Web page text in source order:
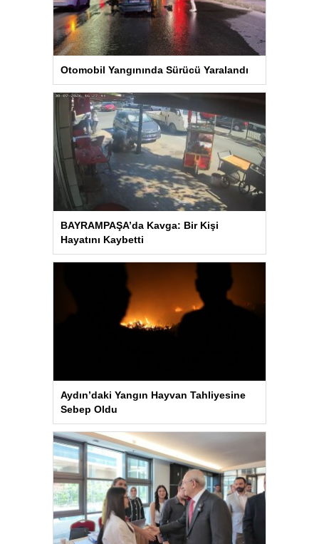
Otomobil Yangınında Sürücü Yaralandı
BAYRAMPAŞA’da Kavga: Bir Kişi
Hayatını Kaybetti
Aydın’daki Yangın Hayvan Tahliyesine
Sebep Oldu